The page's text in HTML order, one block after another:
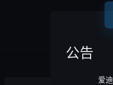
公告
爱